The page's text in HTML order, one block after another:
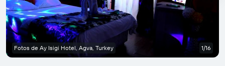
Fotos de Ay Isigi Hotel, Agva, Turkey 1/16